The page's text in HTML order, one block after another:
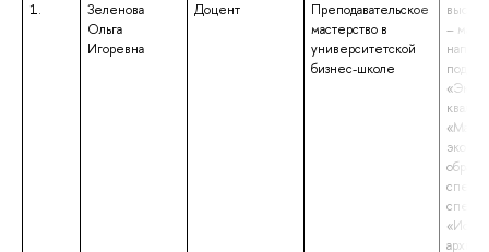
1.
Зеленова
Ольга
Игоревна
Доцент
Преподавательское
мастерство в
университетской
бизнес-школе
–